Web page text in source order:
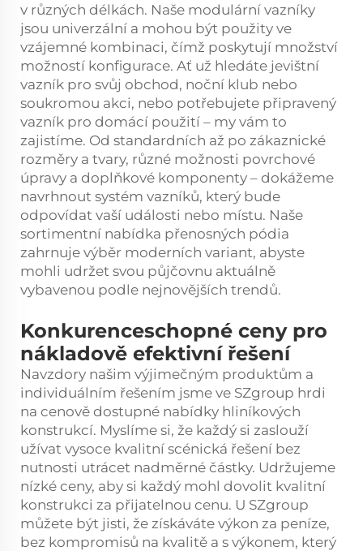
v různých délkách. Naše modulární vazníky
jsou univerzální a mohou být použity ve
vzájemné kombinaci, čímž poskytují množství
možností konfigurace. Ať už hledáte jevištní
vazník pro svůj obchod, noční klub nebo
soukromou akci, nebo potřebujete připravený
vazník pro domácí použití – my vám to
zajistíme. Od standardních až po zákaznické
rozměry a tvary, různé možnosti povrchové
úpravy a doplňkové komponenty – dokážeme
navrhnout systém vazníků, který bude
odpovídat vaší události nebo místu. Naše
sortimentní nabídka přenosných pódia
zahrnuje výběr moderních variant, abyste
mohli udržet svou půjčovnu aktuálně
vybavenou podle nejnovějších trendů.
Konkurenceschopné ceny pro
nákladově efektivní řešení
Navzdory našim výjimečným produktům a
individuálním řešením jsme ve SZgroup hrdi
na cenově dostupné nabídky hliníkových
konstrukcí. Myslíme si, že každý si zaslouží
užívat vysoce kvalitní scénická řešení bez
nutnosti utrácet nadměrné částky. Udržujeme
nízké ceny, aby si každý mohl dovolit kvalitní
konstrukci za přijatelnou cenu. U SZgroup
můžete být jisti, že získáváte výkon za peníze,
bez kompromisů na kvalitě a s výkonem, který